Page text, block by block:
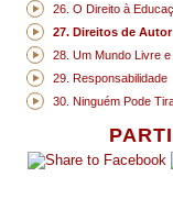
26. O Direito à
27. Direitos de Autor
28. Um Mundo Livre
29. Responsabilidade
30. Ninguém Pode